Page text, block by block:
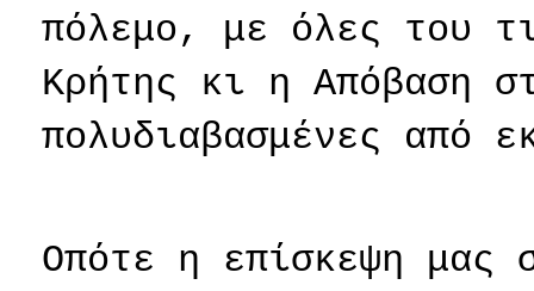
πόλεμο, με όλες του
Κρήτης κι η Απόβαση
πολυδιαβασμένες από
Οπότε η επίσκεψη μας